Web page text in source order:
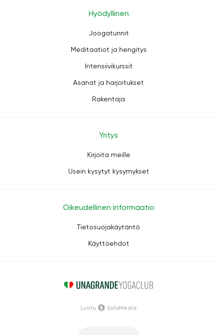
Hyödyllinen
Joogatunnit
Meditaatiot ja hengitys
Intensiivikurssit
Asanat ja harjoitukset
Rakentaja
Yritys
Kirjoita meille
Usein kysytyt kysymykset
Oikeudellinen informaatio
Tietosuojakäytäntö
Käyttöehdot
Luotu SoloMedia